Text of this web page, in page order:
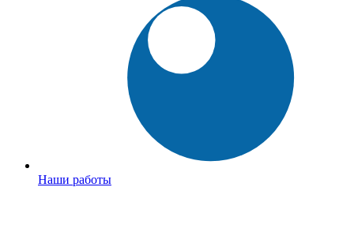
Наши работы